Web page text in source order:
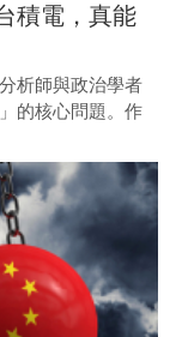
積電，真能
析師與政治學者
的核心問題。作
才是決定競爭勝
力推薦，也有多
明德、陶儀芬、
解中國的經濟實
經濟實力落差將
力攻台，外資將
。研究指出，中